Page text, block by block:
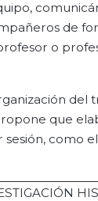
de
o
del
que
como